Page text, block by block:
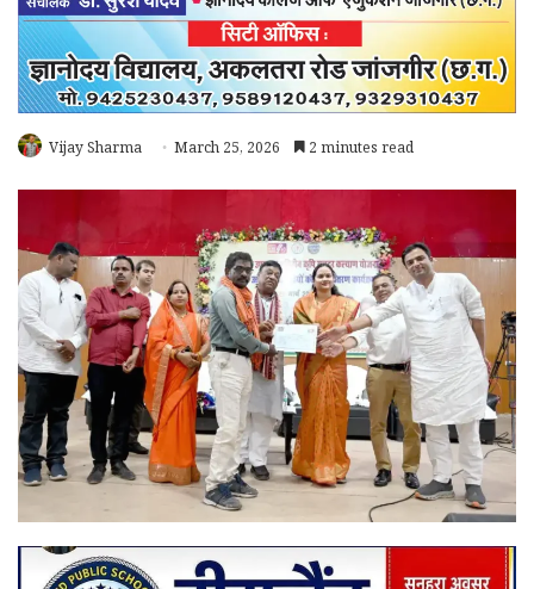
Vijay Sharma March 25, 2026 2 minutes read